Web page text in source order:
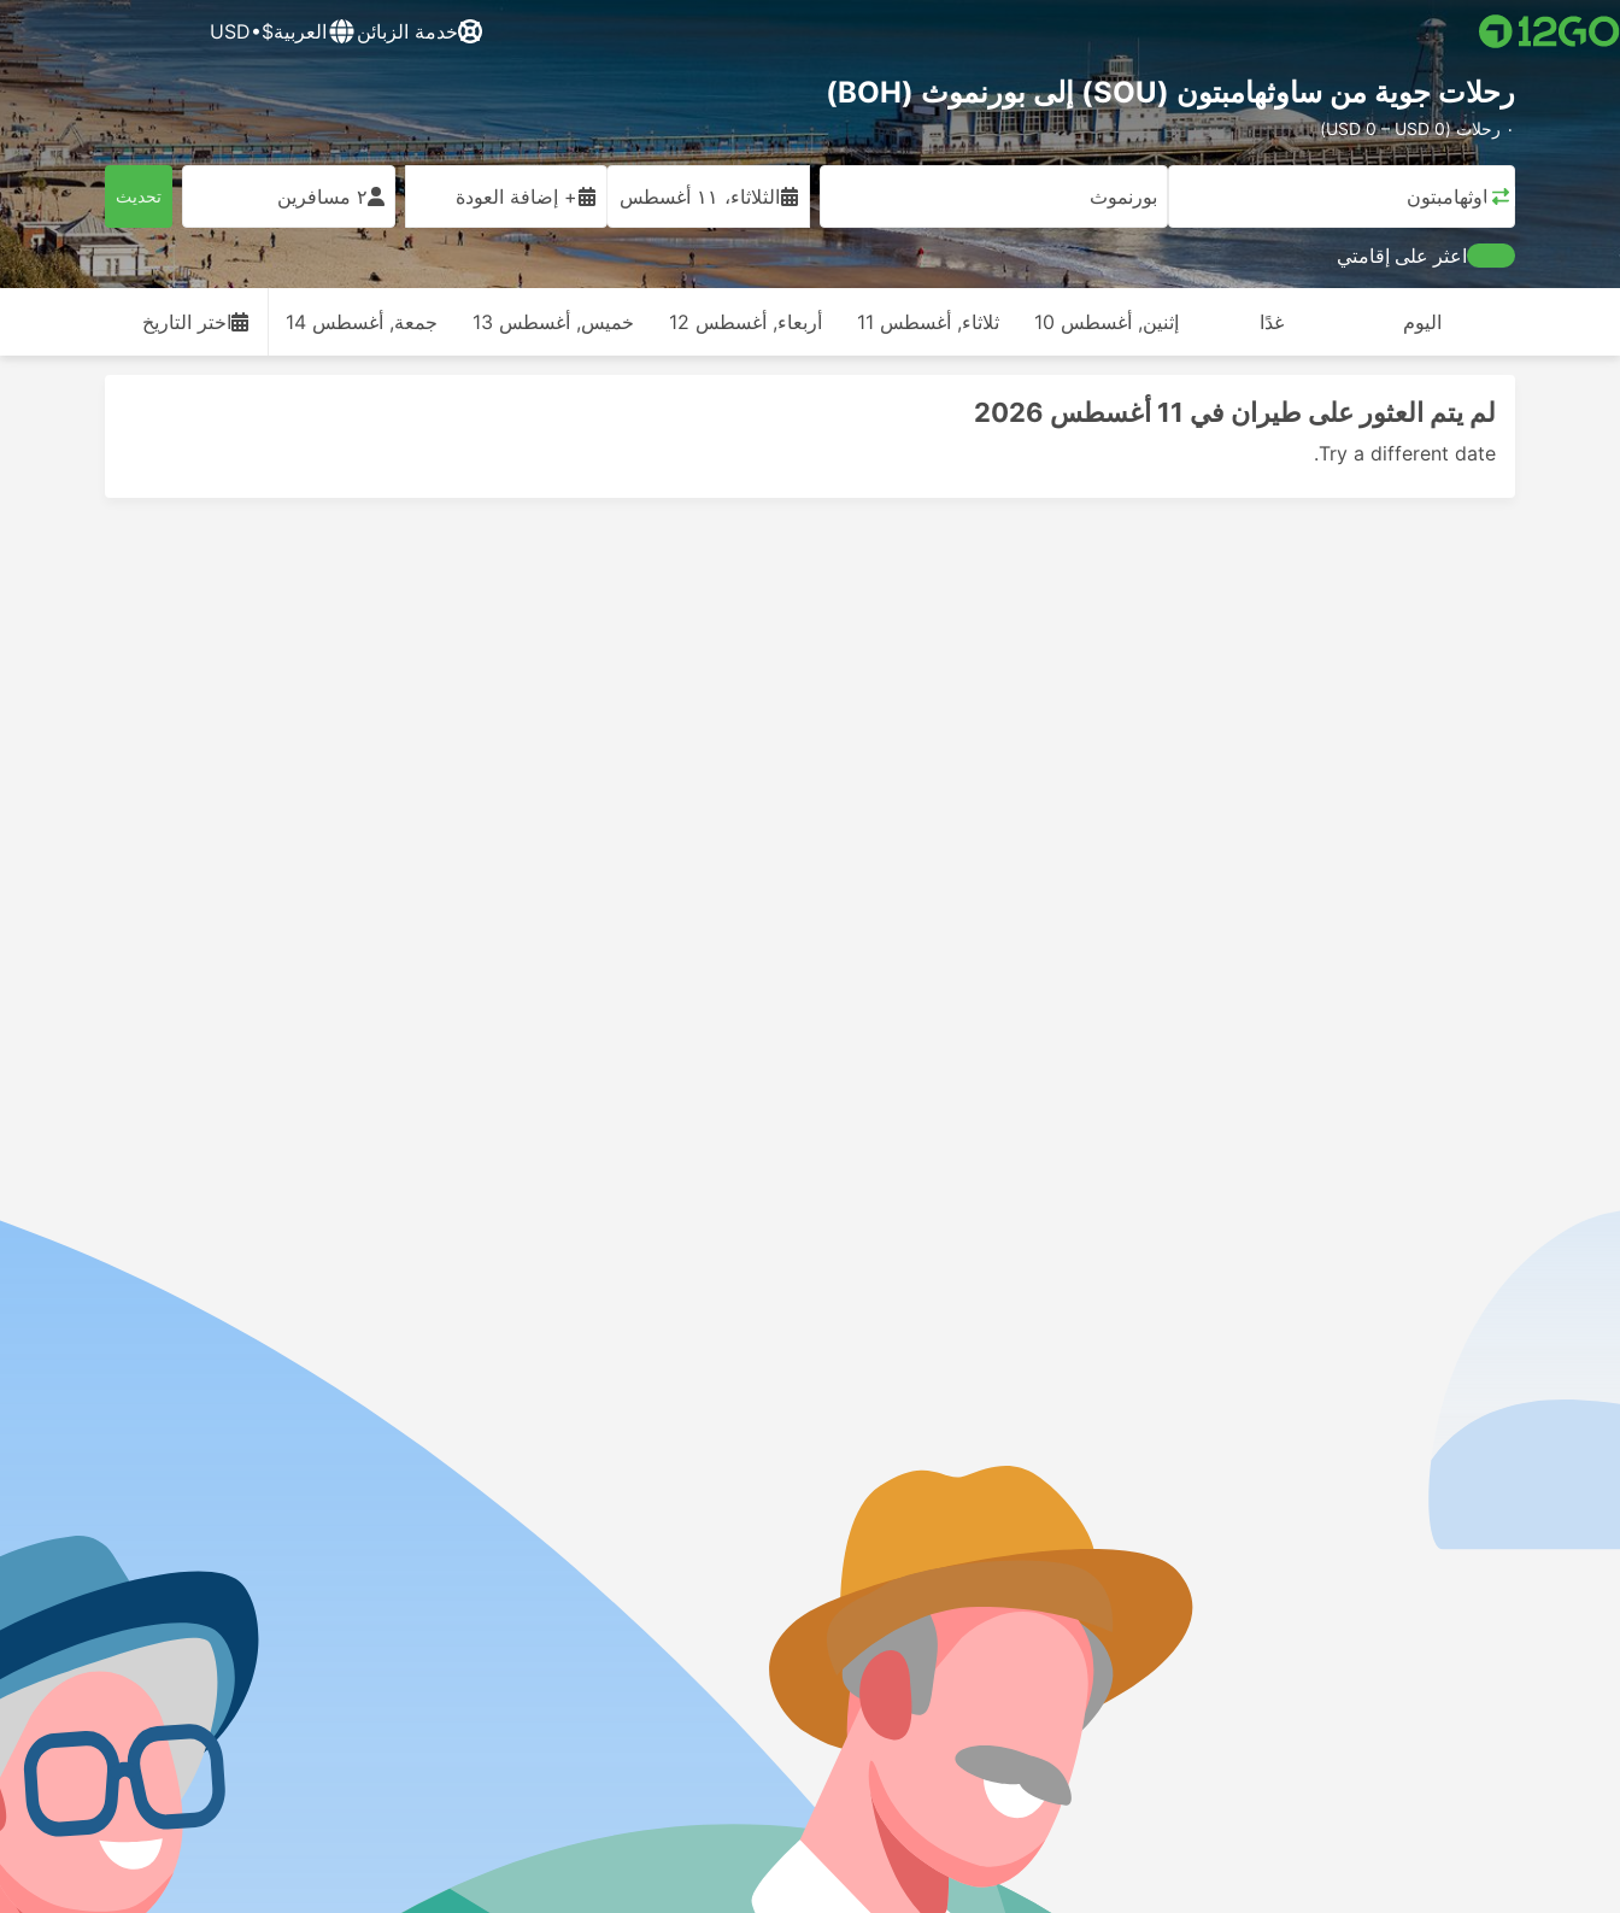
خدمة الزبائن العربية$•USD
رحلات جوية من ساوثهامبتون (SOU) إلى بورنموث (BOH)
٠ رحلات (USD 0 – USD 0)
ساوثهامبتون بورنموث الثلاثاء، ١١ أغسطس + إضافة العودة ٢ مسافرين تحديث
اعثر على إقامتي
اليوم غدًا إثنين, أغسطس 10 ثلاثاء, أغسطس 11 أربعاء, أغسطس 12 خميس, أغسطس 13 جمعة, أغسطس 14 اختر التاريخ
لم يتم العثور على طيران في 11 أغسطس 2026
Try a different date.